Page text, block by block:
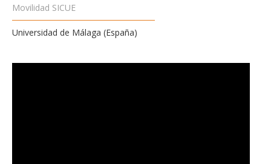
Movilidad SICUE
Universidad de Málaga (España)